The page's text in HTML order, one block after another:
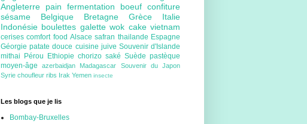
Angleterre pain fermentation boeuf confiture
sésame Belgique Bretagne Grèce Italie
Indonésie boulettes galettewok cakevietnam
cerisescomfort foodAlsacesafran thailande Espagne
Géorgiepatate douce cuisine juive Souvenir d'Islande
mithai
Pérou Ethiopie chorizo saké Suède pastèque
moyen-âgeazerbaidjan Madagascar Souvenir du Japon
Syrie choufleur ribs Irak Yemen insecte
Les blogs que je lis
Bombay-Bruxelles